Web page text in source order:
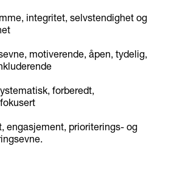
integritet, selvstendighet og
motiverende, åpen, tydelig,
forberedt,
engasjement, prioriterings- og